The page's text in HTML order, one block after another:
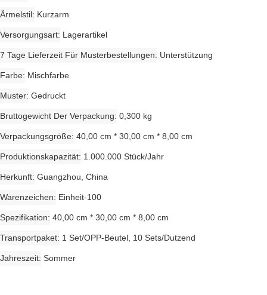
Ärmelstil Kurzarm
Versorgungsart Lagerartikel
7 Tage Lieferzeit Für Musterbestellungen Unterstützung
Farbe Mischfarbe
Muster Gedruckt
Bruttogewicht Der Verpackung 0,300 kg
Verpackungsgröße 40,00 cm * 30,00 cm * 8,00 cm
Produktionskapazität 1.000.000 Stück/Jahr
Herkunft Guangzhou, China
Warenzeichen Einheit-100
Spezifikation 40,00 cm * 30,00 cm * 8,00 cm
Transportpaket 1 Set/OPP-Beutel, 10 Sets/Dutzend
Jahreszeit Sommer